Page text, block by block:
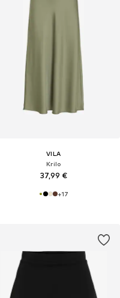
VILA
Krilo
37,99 €
+17